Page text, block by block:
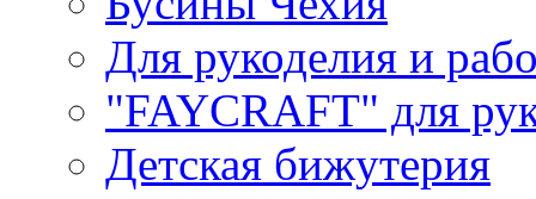
Для рукоделия и
"FAYCRAFT" для
Детская бижутерия